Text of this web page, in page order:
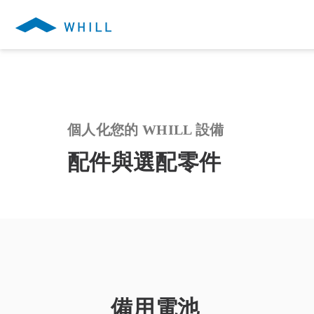
個人化您的 WHILL 設備
配件與選配零件
備用電池